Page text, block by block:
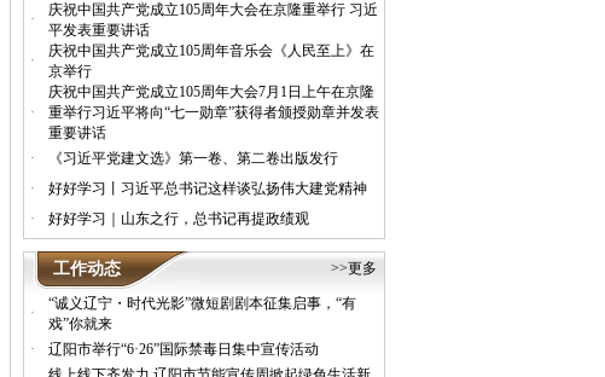
·
庆祝中国共产党成立105周年大会在京隆重举行 习近
平发表重要讲话
·
庆祝中国共产党成立105周年音乐会《人民至上》在
京举行
·
庆祝中国共产党成立105周年大会7月1日上午在京隆
重举行习近平将向“七一勋章”获得者颁授勋章并发表
重要讲话
·
《习近平党建文选》第一卷、第二卷出版发行
·
好好学习丨习近平总书记这样谈弘扬伟大建党精神
·
好好学习｜山东之行，总书记再提政绩观
工作动态 >>更多
·
“诚义辽宁・时代光影”微短剧剧本征集启事，“有
戏”你就来
·
辽阳市举行“6·26”国际禁毒日集中宣传活动